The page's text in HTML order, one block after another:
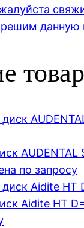
данную
AUDENTAL
по запросу
Aidite HT